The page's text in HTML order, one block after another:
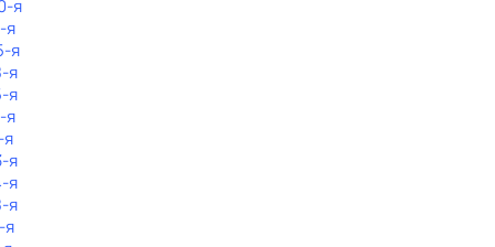
я
я
я
я
я
я
я
я
я
я
я